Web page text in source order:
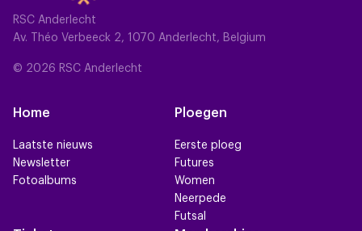
RSC Anderlecht
Av. Théo Verbeeck 2, 1070 Anderlecht, Belgium
© 2026 RSC Anderlecht
Home
Laatste nieuws
Newsletter
Fotoalbums
Ploegen
Eerste ploeg
Futures
Women
Neerpede
Futsal